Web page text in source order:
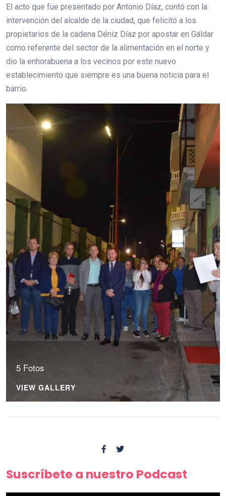
El acto que fue presentado por Antonio Díaz, contó con la
intervención del alcalde de la ciudad, que felicitó a los
propietarios de la cadena Déniz Díaz por apostar en Gáldar
como referente del sector de la alimentación en el norte y
dio la enhorabuena a los vecinos por este nuevo
establecimiento que siempre es una buena noticia para el
barrio.
5 Fotos
VIEW GALLERY
Suscríbete a nuestro Podcast